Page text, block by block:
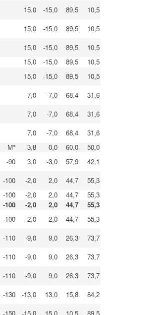
15,0 -15,0 89,5
10,5
15,0 -15,0 89,5
10,5
15,0 -15,0 89,5
10,5
15,0 -15,0 89,5
10,5
15,0 -15,0 89,5
10,5
7,0 -7,0 68,4
31,6
7,0 -7,0 68,4
31,6
7,0 -7,0 68,4
31,6
M* 3,8 0,0 60,0
50,0
-90 3,0 -3,0 57,9
42,1
-100 -2,0 2,0 44,7
55,3
-100 -2,0 2,0 44,7
55,3
-100 -2,0 2,0 44,7
55,3
-100 -2,0 2,0 44,7
55,3
-110 -9,0 9,0 26,3
73,7
-110 -9,0 9,0 26,3
73,7
-110 -9,0 9,0 26,3
73,7
-130 -13,0 13,0 15,8
84,2